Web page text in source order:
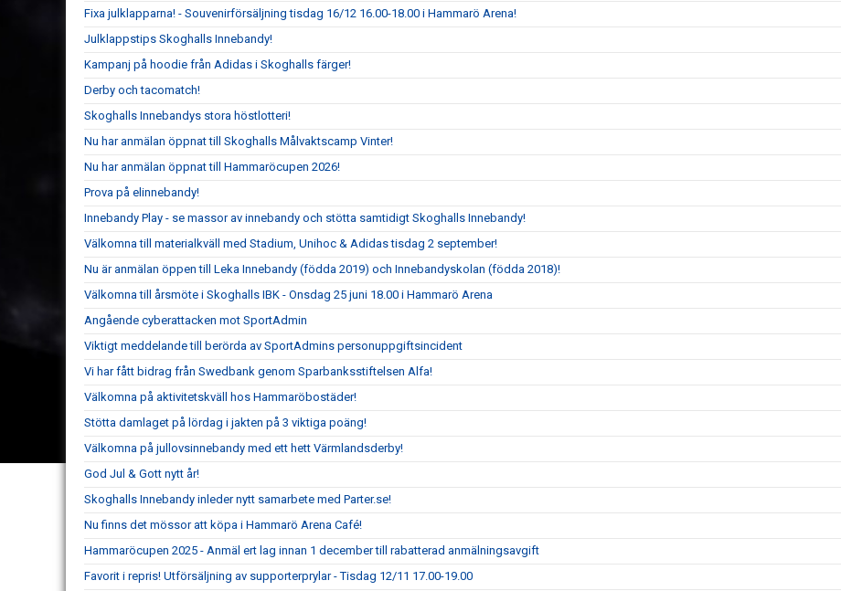
Fixa julklapparna! - Souvenirförsäljning tisdag 16/12 16.00-18.00 i Hammarö Arena!
Julklappstips Skoghalls Innebandy!
Kampanj på hoodie från Adidas i Skoghalls färger!
Derby och tacomatch!
Skoghalls Innebandys stora höstlotteri!
Nu har anmälan öppnat till Skoghalls Målvaktscamp Vinter!
Nu har anmälan öppnat till Hammaröcupen 2026!
Prova på elinnebandy!
Innebandy Play - se massor av innebandy och stötta samtidigt Skoghalls Innebandy!
Välkomna till materialkväll med Stadium, Unihoc & Adidas tisdag 2 september!
Nu är anmälan öppen till Leka Innebandy (födda 2019) och Innebandyskolan (födda 2018)!
Välkomna till årsmöte i Skoghalls IBK - Onsdag 25 juni 18.00 i Hammarö Arena
Angående cyberattacken mot SportAdmin
Viktigt meddelande till berörda av SportAdmins personuppgiftsincident
Vi har fått bidrag från Swedbank genom Sparbanksstiftelsen Alfa!
Välkomna på aktivitetskväll hos Hammaröbostäder!
Stötta damlaget på lördag i jakten på 3 viktiga poäng!
Välkomna på jullovsinnebandy med ett hett Värmlandsderby!
God Jul & Gott nytt år!
Skoghalls Innebandy inleder nytt samarbete med Parter.se!
Nu finns det mössor att köpa i Hammarö Arena Café!
Hammaröcupen 2025 - Anmäl ert lag innan 1 december till rabatterad anmälningsavgift
Favorit i repris! Utförsäljning av supporterprylar - Tisdag 12/11 17.00-19.00